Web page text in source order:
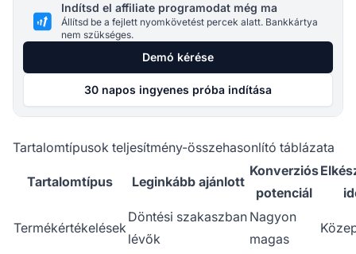
Indítsd el affiliate programodat még ma
Állítsd be a fejlett nyomkövetést percek alatt. Bankkártya
nem szükséges.
Demó kérése
30 napos ingyenes próba indítása
Tartalomtípusok teljesítmény-összehasonlító táblázata
Tartalomtípus Leginkább ajánlott
Konverziós
potenciál
Termékértékelések
Döntési szakaszban
lévők
Nagyon
magas